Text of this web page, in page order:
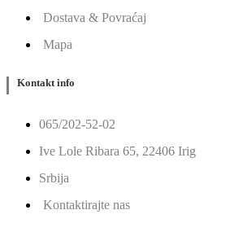
Dostava & Povraćaj
Mapa
Kontakt info
065/202-52-02
Ive Lole Ribara 65, 22406 Irig
Srbija
Kontaktirajte nas